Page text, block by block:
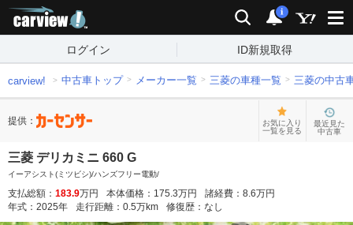
検索 通知
i
ログイン ID新規取得
carview! 中古車トップ メーカー一覧 三菱の車種一覧 三菱の中古
提供：
お気に入り
一覧を見る
最近見た
中古車
三菱 デリカミニ 660 G
イーアシスト(ミツビシ)/ハンズフリー電動/
支払総額： 183.9万円 本体価格： 175.3万円 諸経費： 8.6万円
年式： 2025年 走行距離： 0.5万km 修復歴： なし